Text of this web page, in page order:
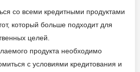
со всеми кредитными продуктами
который больше подходит для
целей.
продукта необходимо
с условиями кредитования и